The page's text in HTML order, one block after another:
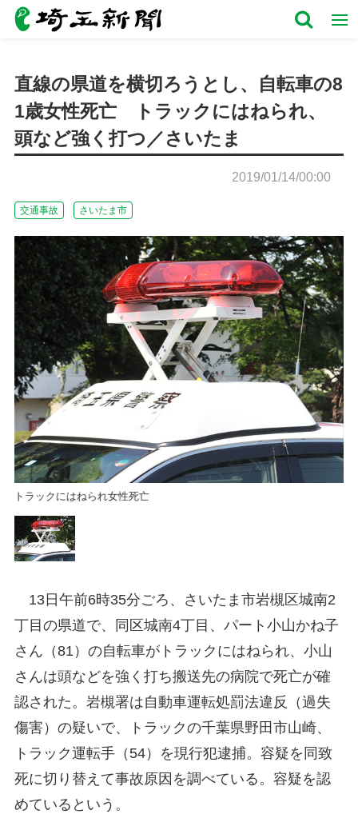
直線の県道を横切ろうとし、自転車の8
1歳女性死亡 トラックにはねられ、
頭など強く打つ／さいたま
2019/01/14/00:00
交通事故 さいたま市
トラックにはねられ女性死亡
13日午前6時35分ごろ、さいたま市岩槻区城南2
丁目の県道で、同区城南4丁目、パート小山かね子
さん（81）の自転車がトラックにはねられ、小山
さんは頭などを強く打ち搬送先の病院で死亡が確
認された。岩槻署は自動車運転処罰法違反（過失
傷害）の疑いで、トラックの千葉県野田市山崎、
トラック運転手（54）を現行犯逮捕。容疑を同致
死に切り替えて事故原因を調べている。容疑を認
めているという。